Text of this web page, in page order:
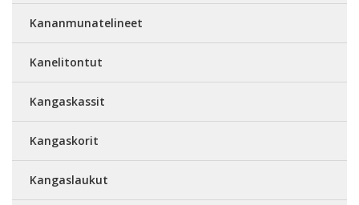
Kananmunatelineet
Kanelitontut
Kangaskassit
Kangaskorit
Kangaslaukut